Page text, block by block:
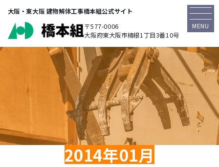
大阪・東大阪 建物解体工事橋本組公式サイト
〒577-0006
大阪府東大阪市楠根1丁目3番10号
MENU
2014年01月